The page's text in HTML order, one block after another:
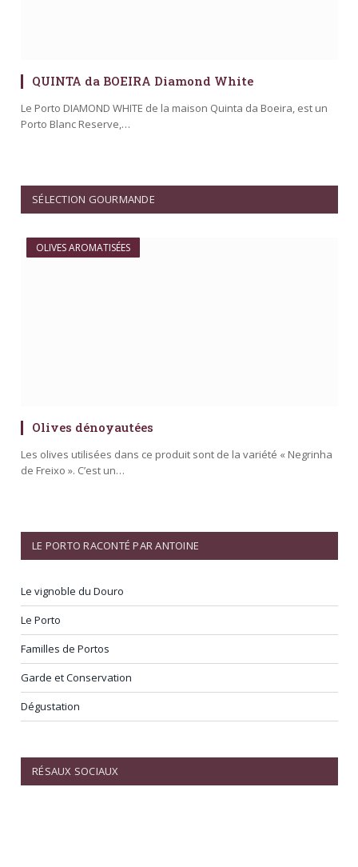
QUINTA da BOEIRA Diamond White
Le Porto DIAMOND WHITE de la maison Quinta da Boeira, est un
Porto Blanc Reserve,…
SÉLECTION GOURMANDE
OLIVES AROMATISÉES
Olives dénoyautées
Les olives utilisées dans ce produit sont de la variété « Negrinha
de Freixo ». C’est un…
LE PORTO RACONTÉ PAR ANTOINE
Le vignoble du Douro
Le Porto
Familles de Portos
Garde et Conservation
Dégustation
RÉSAUX SOCIAUX